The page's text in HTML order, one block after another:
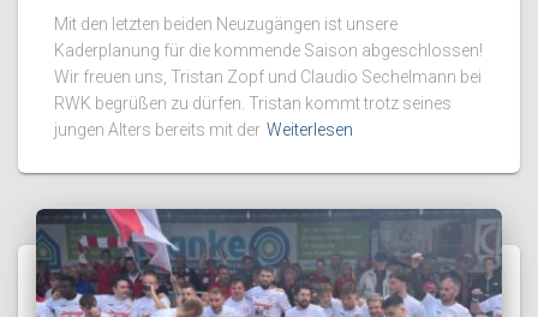
Mit den letzten beiden Neuzugängen ist unsere
Kaderplanung für die kommende Saison abgeschlossen!
Wir freuen uns, Tristan Zopf und Claudio Sechelmann bei
RWK begrüßen zu dürfen. Tristan kommt trotz seines
jungen Alters bereits mit der Weiterlesen